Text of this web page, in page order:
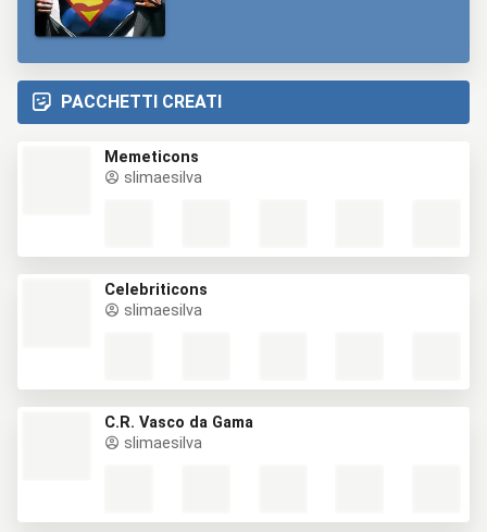
PACCHETTI CREATI
Memeticons
slimaesilva
Celebriticons
slimaesilva
C.R. Vasco da Gama
slimaesilva